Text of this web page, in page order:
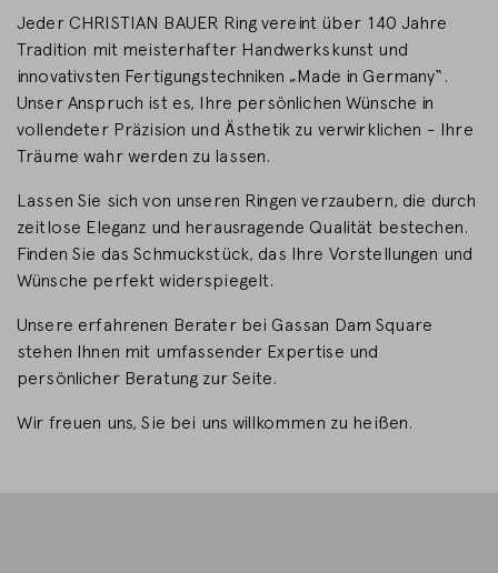
Jeder CHRISTIAN BAUER Ring vereint über 140 Jahre
Tradition mit meisterhafter Handwerkskunst und
innovativsten Fertigungstechniken „Made in Germany“.
Unser Anspruch ist es, Ihre persönlichen Wünsche in
vollendeter Präzision und Ästhetik zu verwirklichen - Ihre
Träume wahr werden zu lassen.
Lassen Sie sich von unseren Ringen verzaubern, die durch
zeitlose Eleganz und herausragende Qualität bestechen.
Finden Sie das Schmuckstück, das Ihre Vorstellungen und
Wünsche perfekt widerspiegelt.
Unsere erfahrenen Berater bei Gassan Dam Square
stehen Ihnen mit umfassender Expertise und
persönlicher Beratung zur Seite.
Wir freuen uns, Sie bei uns willkommen zu heißen.
Länderwahl
Deutschland